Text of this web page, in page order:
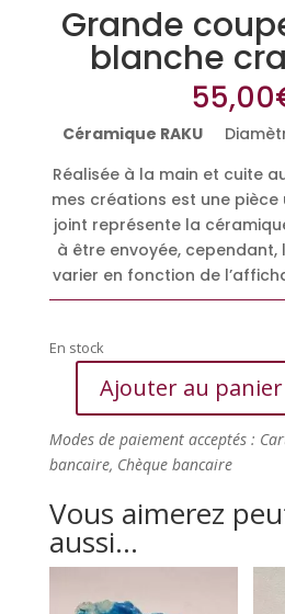
Grande
blanche
55,00
Céramique RAKU
Réalisée à la main et cuite
mes créations est une
joint représente la
à être envoyée, cependant,
varier en fonction de
En stock
quantité
Grande
coupe
en
raku
blanche
Ajouter au panier
Modes de paiement acceptés :
bancaire, Chèque bancaire
Vous aimerez
aussi…